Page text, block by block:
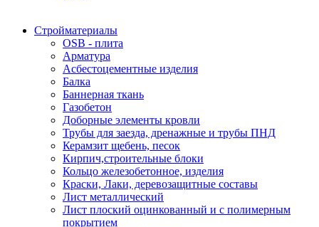
Стройматериалы
OSB - плита
Арматура
Асбестоцементные изделия
Балка
Баннерная ткань
Газобетон
Доборные элементы кровли
Трубы для заезда, дренажные и трубы ПНД
Керамзит щебень, песок
Кирпич,строительные блоки
Кольцо железобетонное, изделия
Краски, Лаки, деревозащитные составы
Лист металлический
Лист плоский оцинкованный и с полимерным
покрытием